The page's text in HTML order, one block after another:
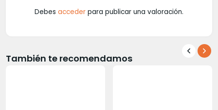
Debes acceder para publicar una valoración.
También te recomendamos